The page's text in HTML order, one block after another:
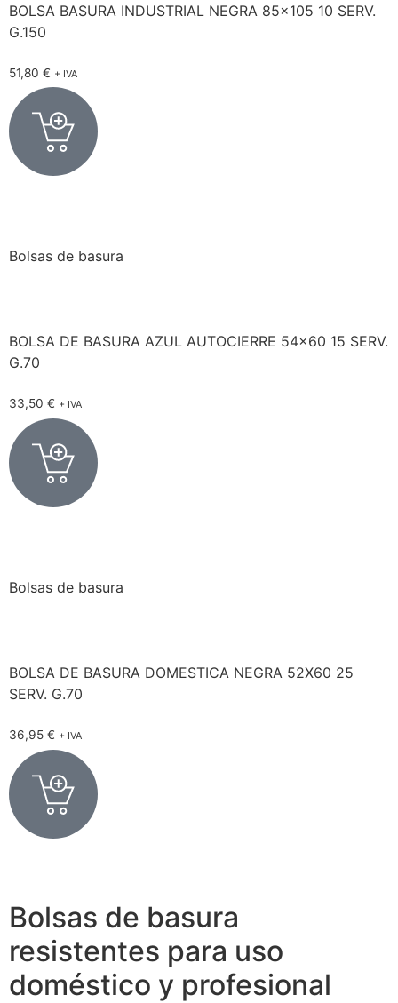
BOLSA BASURA INDUSTRIAL NEGRA 85×105 10 SERV.
G.150
51,80 € + IVA
Bolsas de basura
BOLSA DE BASURA AZUL AUTOCIERRE 54×60 15 SERV.
G.70
33,50 € + IVA
Bolsas de basura
BOLSA DE BASURA DOMESTICA NEGRA 52X60 25
SERV. G.70
36,95 € + IVA
Bolsas de basura
resistentes para uso
doméstico y profesional